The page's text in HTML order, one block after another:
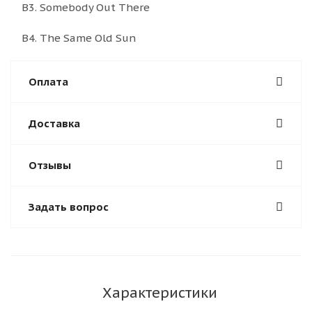
B3. Somebody Out There
B4. The Same Old Sun
Оплата
Доставка
Отзывы
Задать вопрос
Характеристики